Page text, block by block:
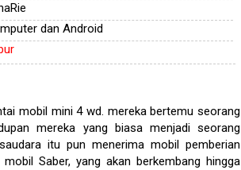
dan Android
mobil mini 4 wd. mereka bertemu seorang
mereka yang biasa menjadi seorang
itu pun menerima mobil pemberian
Saber, yang akan berkembang hingga